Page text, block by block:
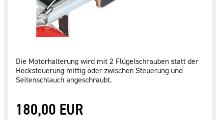
Die Motorhalterung wird mit 2 Flügelschrauben statt der
Hecksteuerung mittig oder zwischen Steuerung und
Seitenschlauch angeschraubt.
180,00 EUR